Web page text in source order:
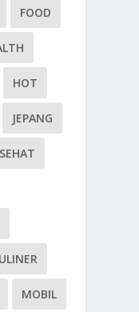
FOOD
HOT
JEPANG
MOBIL